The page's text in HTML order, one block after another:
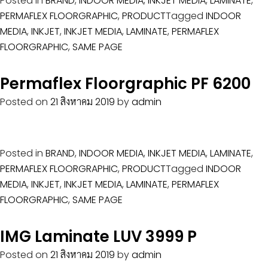
PERMAFLEX FLOORGRAPHIC, PRODUCTTagged INDOOR
MEDIA, INKJET, INKJET MEDIA, LAMINATE, PERMAFLEX
FLOORGRAPHIC, SAME PAGE
Permaflex Floorgraphic PF 6200
Posted on 21 สิงหาคม 2019 byadmin
Posted in BRAND, INDOOR MEDIA, INKJET MEDIA, LAMINATE,
PERMAFLEX FLOORGRAPHIC, PRODUCTTagged INDOOR
MEDIA, INKJET, INKJET MEDIA, LAMINATE, PERMAFLEX
FLOORGRAPHIC, SAME PAGE
IMG Laminate LUV 3999 P
Posted on 21 สิงหาคม 2019 byadmin